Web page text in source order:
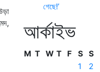
গেছে!’
আর্কাইভ
M T W T F S S
1
2